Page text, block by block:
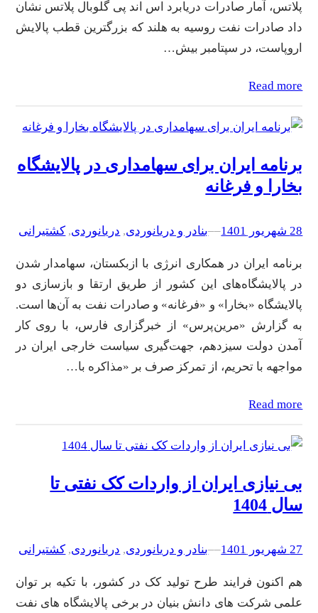
پلاتس، آمار صادرات دریابرد اس اند پی گلوبال پلاتس نشان
داد صادرات نفت روسیه به هلند که بزرگترین قطب پالایش
اروپاست، در سپتامبر بیش…
Read more
برنامه ایران برای سهامداری در پالایشگاه
بخارا و فرغانه
28 شهریور 1401 –
–بنادر و دریانوردی, دریانوردی, کشتیرانی
برنامه ایران در همکاری انرژی با ازبکستان، سهامدار شدن
در پالایشگاه‌های این کشور از طریق ارتقا و بازسازی دو
پالایشگاه «بخارا» و «فرغانه» و صادرات نفت به آن‌ها است.
به گزارش «مرین‌پرس» از خبرگزاری فارس، با روی کار
آمدن دولت سیزدهم، جهت‌گیری سیاست خارجی ایران در
مواجهه با تحریم، از تمرکز صرف بر «مذاکره با…
Read more
بی نیازی ایران از واردات کک نفتی تا
سال 1404
27 شهریور 1401 –
–بنادر و دریانوردی, دریانوردی, کشتیرانی
هم اکنون فرایند طرح تولید کک در کشور، با تکیه بر توان
علمی شرکت های دانش بنیان در برخی پالایشگاه های نفت